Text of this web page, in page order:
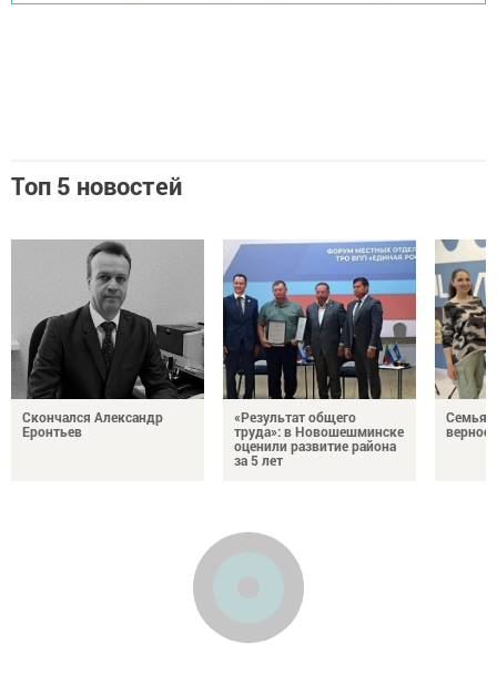
Топ 5 новостей
Скончался Александр
Еронтьев
«Результат общего
труда»: в Новошешминске
оценили развитие района
за 5 лет
Семья